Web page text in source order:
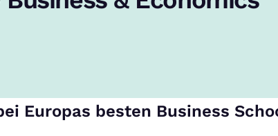
Europas besten Business